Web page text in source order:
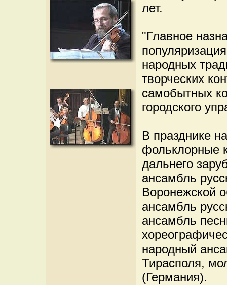
лет.
"Главное
народных
творческих
самобытных
городского
В празднике
фольклорные
дальнего
ансамбль
Воронежской
ансамбль
ансамбль
народный
Тирасполя,
(Германия).